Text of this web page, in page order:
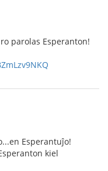
parolas Esperanton!
Esperantuĵo!
kiel